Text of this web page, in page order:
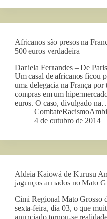
Africanos são presos na
500 euros verdadeira
Daniela Fernandes – De
Um casal de africanos ficou
uma delegacia na França por
compras em um
euros. O caso, divulgado
4 de outubro de 2014
Aldeia Kaiowá de Kurusu
jagunços armados no Mato
Cimi Regional Mato Grosso
sexta-feira, dia 03, o que
anunciado tornou-se